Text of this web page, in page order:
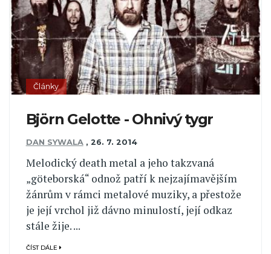
Články
Björn Gelotte - Ohnivý tygr
DAN SYWALA , 26. 7. 2014
Melodický death metal a jeho takzvaná
„göteborská“ odnož patří k nejzajímavějším
žánrům v rámci metalové muziky, a přestože
je její vrchol již dávno minulostí, její odkaz
stále žije. ...
ČÍST DÁLE